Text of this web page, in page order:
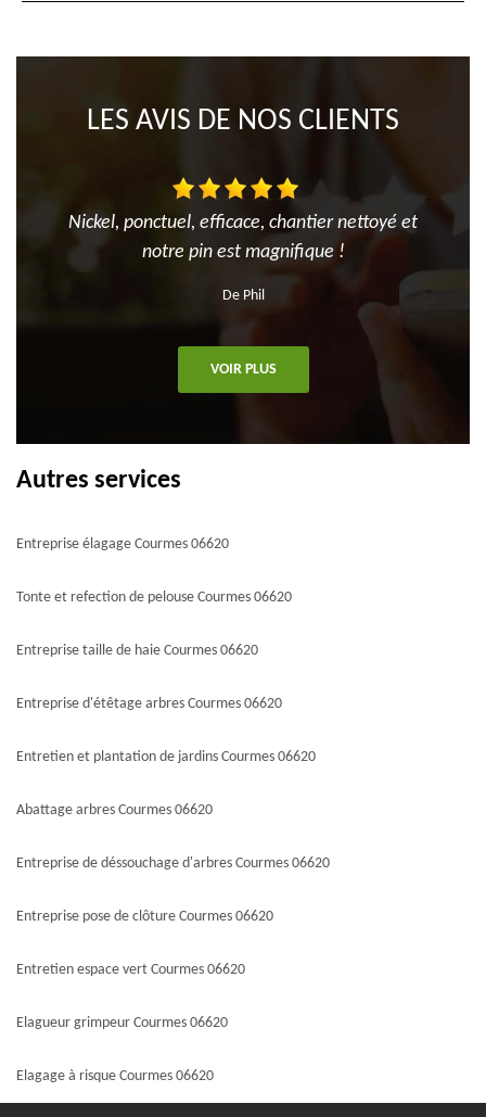
LES AVIS DE NOS CLIENTS
Nickel, ponctuel, efficace, chantier nettoyé et
notre pin est magnifique !
De Phil
VOIR PLUS
Autres services
Entreprise élagage Courmes 06620
Tonte et refection de pelouse Courmes 06620
Entreprise taille de haie Courmes 06620
Entreprise d'étêtage arbres Courmes 06620
Entretien et plantation de jardins Courmes 06620
Abattage arbres Courmes 06620
Entreprise de déssouchage d'arbres Courmes 06620
Entreprise pose de clôture Courmes 06620
Entretien espace vert Courmes 06620
Elagueur grimpeur Courmes 06620
Elagage à risque Courmes 06620